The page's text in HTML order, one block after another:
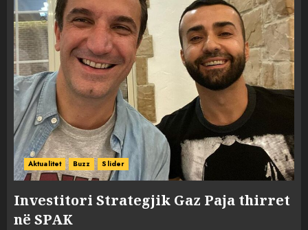
Aktualitet Buzz Slider
Investitori Strategjik Gaz Paja thirret
në SPAK